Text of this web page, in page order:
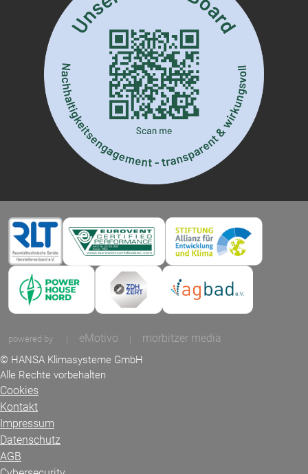
powered by | eMotivo | morbitzer media
© HANSA Klimasysteme GmbH
Alle Rechte vorbehalten
Cookies
Kontakt
Impressum
Datenschutz
AGB